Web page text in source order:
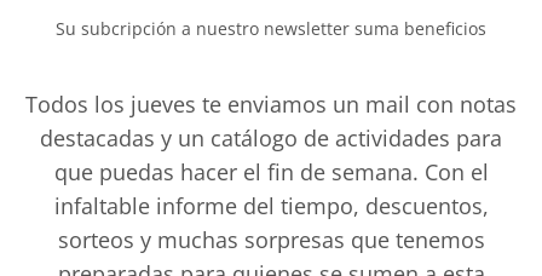
Su subcripción a nuestro newsletter suma beneficios
Todos los jueves te enviamos un mail con notas
destacadas y un catálogo de actividades para
que puedas hacer el fin de semana. Con el
infaltable informe del tiempo, descuentos,
sorteos y muchas sorpresas que tenemos